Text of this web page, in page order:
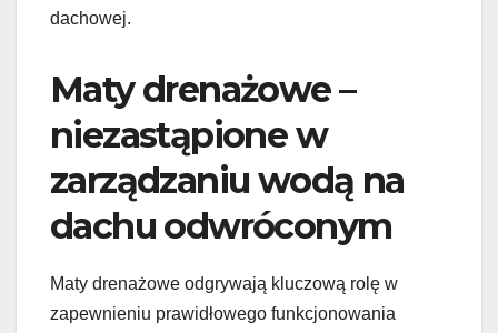
dachowej.
Maty drenażowe –
niezastąpione w
zarządzaniu wodą na
dachu odwróconym
Maty drenażowe odgrywają kluczową rolę w
zapewnieniu prawidłowego funkcjonowania